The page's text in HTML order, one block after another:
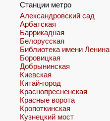
Станции метро
Александровский сад
Арбатская
Баррикадная
Белорусская
Библиотека имени Ленина
Боровицкая
Добрынинская
Киевская
Китай-город
Краснопресненская
Красные ворота
Кропоткинская
Кузнецкий мост